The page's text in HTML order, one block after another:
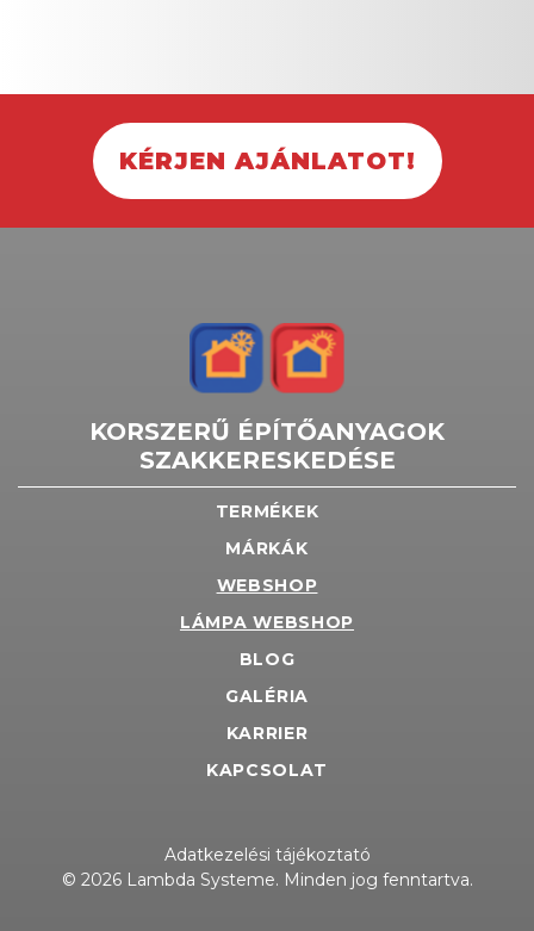
KÉRJEN AJÁNLATOT!
KORSZERŰ ÉPÍTŐANYAGOK
SZAKKERESKEDÉSE
TERMÉKEK
MÁRKÁK
WEBSHOP
LÁMPA WEBSHOP
BLOG
GALÉRIA
KARRIER
KAPCSOLAT
Adatkezelési tájékoztató
© 2026 Lambda Systeme. Minden jog fenntartva.